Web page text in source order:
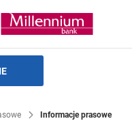
Bank Millennium homepage
Informacje prasowe